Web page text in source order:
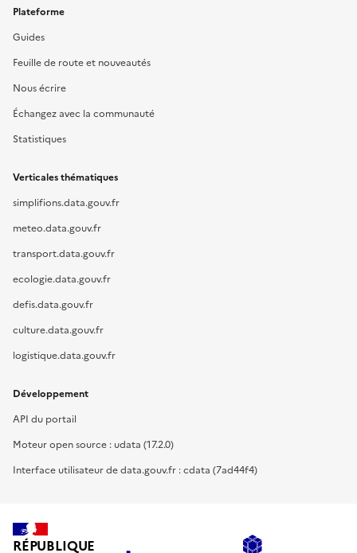
Plateforme
Guides
Feuille de route et nouveautés
Nous écrire
Échangez avec la communauté
Statistiques
Verticales thématiques
simplifions.data.gouv.fr
meteo.data.gouv.fr
transport.data.gouv.fr
ecologie.data.gouv.fr
defis.data.gouv.fr
culture.data.gouv.fr
logistique.data.gouv.fr
Développement
API du portail
Moteur open source : udata (17.2.0)
Interface utilisateur de data.gouv.fr : cdata (7ad44f4)
RÉPUBLIQUE